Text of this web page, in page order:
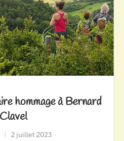
hommage à Bernard
Clavel
2 juillet 2023